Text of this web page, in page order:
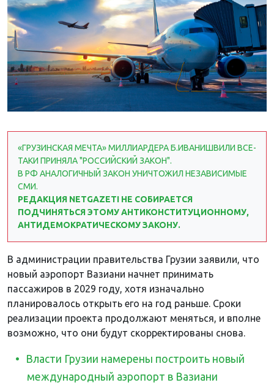
«ГРУЗИНСКАЯ МЕЧТА» МИЛЛИАРДЕРА Б.ИВАНИШВИЛИ ВСЕ-
ТАКИ ПРИНЯЛА "РОССИЙСКИЙ ЗАКОН".
В РФ АНАЛОГИЧНЫЙ ЗАКОН УНИЧТОЖИЛ НЕЗАВИСИМЫЕ
СМИ.
РЕДАКЦИЯ NETGAZETI НЕ СОБИРАЕТСЯ
ПОДЧИНЯТЬСЯ ЭТОМУ АНТИКОНСТИТУЦИОННОМУ,
АНТИДЕМОКРАТИЧЕСКОМУ ЗАКОНУ.
В администрации правительства Грузии заявили, что
новый аэропорт Вазиани начнет принимать
пассажиров в 2029 году, хотя изначально
планировалось открыть его на год раньше. Сроки
реализации проекта продолжают меняться, и вполне
возможно, что они будут скорректированы снова.
Власти Грузии намерены построить новый
международный аэропорт в Вазиани